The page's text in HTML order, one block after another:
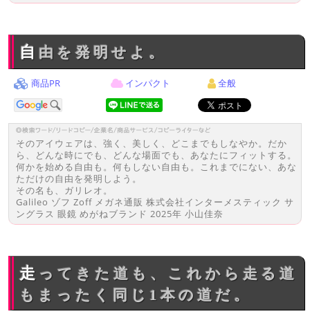
自由を発明せよ。
商品PR インパクト 全般
そのアイウェアは、強く、美しく、どこまでもしなやか。だか
ら、どんな時にでも、どんな場面でも、あなたにフィットする。
何かを始める自由も。何もしない自由も。これまでにない、あな
ただけの自由を発明しよう。
その名も、ガリレオ。
Galileo ゾフ Zoff メガネ通販 株式会社インターメスティック サ
ングラス 眼鏡 めがねブランド 2025年 小山佳奈
走ってきた道も、これから走る道
もまったく同じ1本の道だ。